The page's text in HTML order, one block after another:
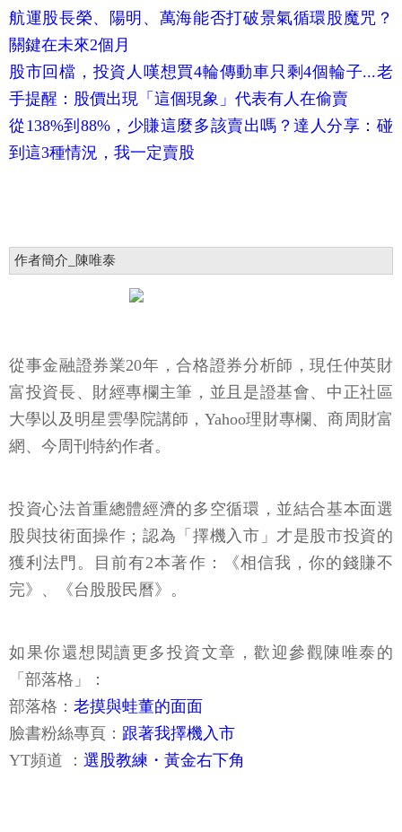
航運股長榮、陽明、萬海能否打破景氣循環股魔咒？
關鍵在未來2個月
股市回檔，投資人嘆想買4輪傳動車只剩4個輪子...老
手提醒：股價出現「這個現象」代表有人在偷賣
從138%到88%，少賺這麼多該賣出嗎？達人分享：碰
到這3種情況，我一定賣股
作者簡介_陳唯泰
從事金融證券業20年，合格證券分析師，現任仲英財
富投資長、財經專欄主筆，並且是證基會、中正社區
大學以及明星雲學院講師，Yahoo理財專欄、商周財富
網、今周刊特約作者。
投資心法首重總體經濟的多空循環，並結合基本面選
股與技術面操作；認為「擇機入市」才是股市投資的
獲利法門。目前有2本著作：《相信我，你的錢賺不
完》、《台股股民曆》。
如果你還想閱讀更多投資文章，歡迎參觀陳唯泰的
「部落格」：
部落格： 老摸與蛙董的面面
臉書粉絲專頁： 跟著我擇機入市
YT頻道 ： 選股教練・黃金右下角